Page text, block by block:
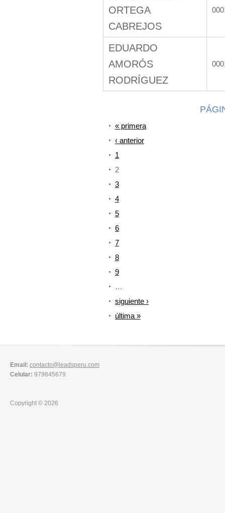
ORTEGA
CABREJOS
EDUARDO
AMORÓS
RODRÍGUEZ
« primera
‹ anterior
1
2
3
4
5
6
7
8
9
…
siguiente ›
última »
Email: contacto@leadsperu.com
Celular: 979845679
Copyright © 2026